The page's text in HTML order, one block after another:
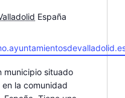
España
municipio situado
la comunidad